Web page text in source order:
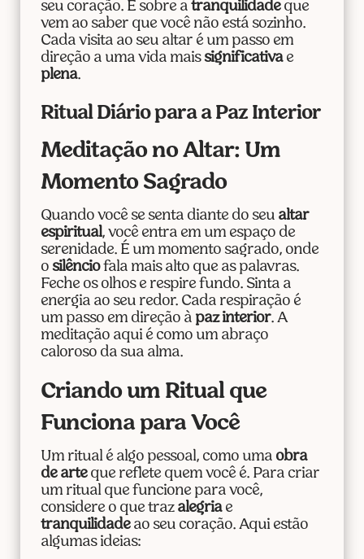
seu coração. É sobre a tranquilidadeque
vem ao saber que você não está sozinho.
Cada visita ao seu altar é um passo em
direção a uma vida maissignificativae
plena.
Ritual Diário para a Paz Interior
Meditação no Altar: Um
Momento Sagrado
Quando você se senta diante do seu altar
espiritual, você entra em um espaço de
serenidade. É um momento sagrado, onde
o silênciofala mais alto que as palavras.
Feche os olhos e respire fundo. Sinta a
energia ao seu redor. Cada respiração é
um passo em direção à paz interior. A
meditação aqui é como um abraço
caloroso da sua alma.
Criando um Ritual que
Funciona para Você
Um ritual é algo pessoal, como uma obra
de arteque reflete quem você é. Para criar
um ritual que funcione para você,
considere o que traz alegriae
tranquilidadeao seu coração. Aqui estão
algumas ideias: